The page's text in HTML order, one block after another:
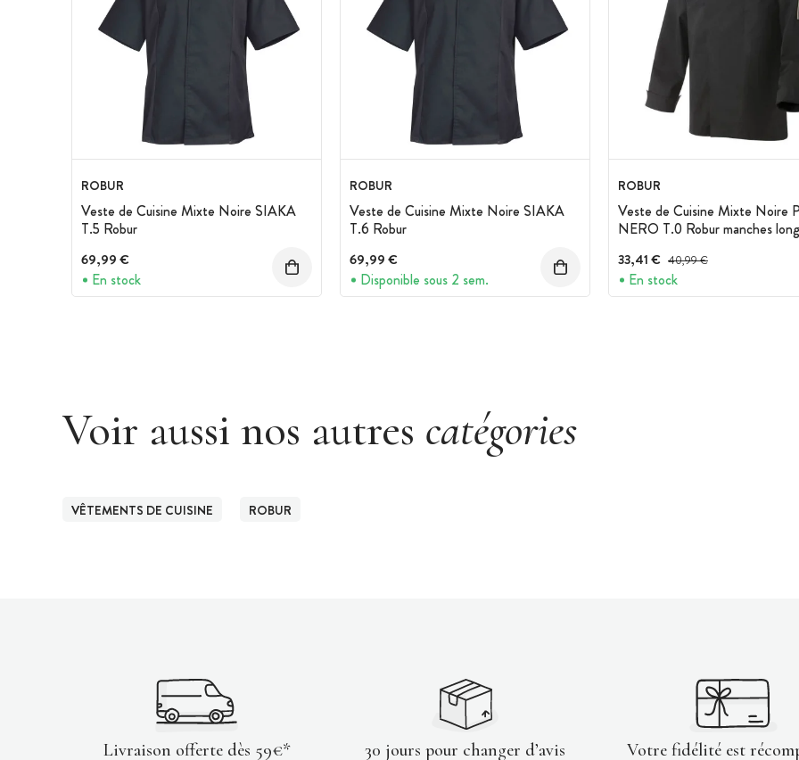
ROBUR
Veste de Cuisine Mixte Noire SIAKA
T.5 Robur
69,99 €
En stock
ROBUR
Veste de Cuisine Mixte Noire SIAKA
T.6 Robur
69,99 €
Disponible sous 2 sem.
ROBUR
Veste de Cuisine Mixte Noire
NERO T.0 Robur manches
33,41 € Prix avant réduction :
40,99 €
En stock
Voir aussi nos autres catégories
VÊTEMENTS DE CUISINE ROBUR
Livraison offerte dès 59€* 30 jours pour changer d’avis Votre fidélité est